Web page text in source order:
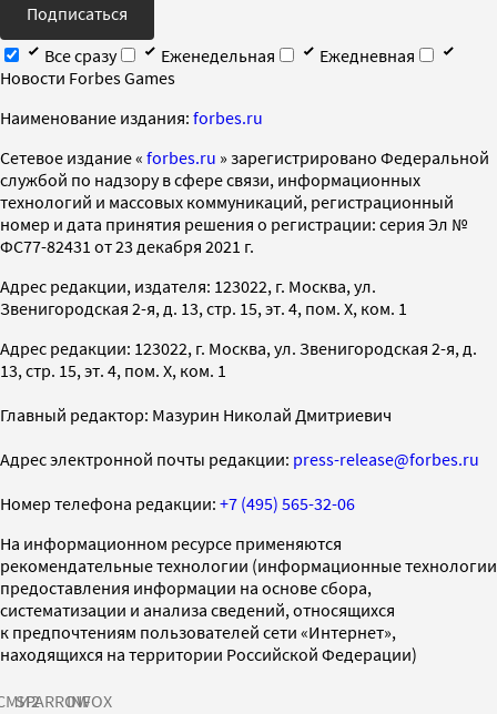
Подписаться
Все сразу
Еженедельная
Ежедневная
Новости Forbes Games
Наименование издания: forbes.ru
Cетевое издание « forbes.ru » зарегистрировано Федеральной
службой по надзору в сфере связи, информационных
технологий и массовых коммуникаций, регистрационный
номер и дата принятия решения о регистрации: серия Эл №
ФС77-82431 от 23 декабря 2021 г.
Адрес редакции, издателя: 123022, г. Москва, ул.
Звенигородская 2-я, д. 13, стр. 15, эт. 4, пом. X, ком. 1
Адрес редакции: 123022, г. Москва, ул. Звенигородская 2-я, д.
13, стр. 15, эт. 4, пом. X, ком. 1
Главный редактор: Мазурин Николай Дмитриевич
Адрес электронной почты редакции: press-release@forbes.ru
Номер телефона редакции: +7 (495) 565-32-06
На информационном ресурсе применяются
рекомендательные технологии (информационные технологии
предоставления информации на основе сбора,
систематизации и анализа сведений, относящихся
к предпочтениям пользователей сети «Интернет»,
находящихся на территории Российской Федерации)
SPARROWINFOX